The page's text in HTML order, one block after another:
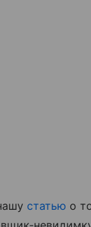
статью о